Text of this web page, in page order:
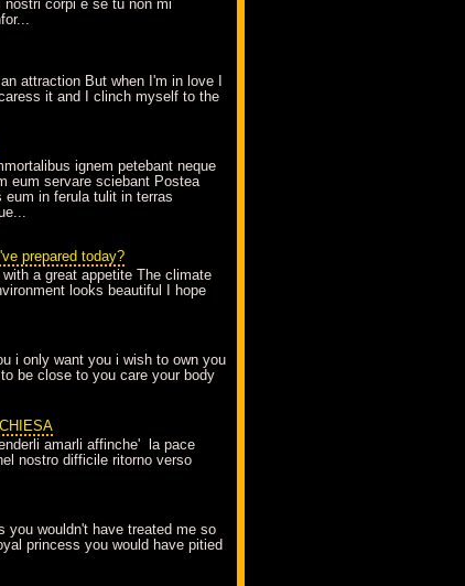
nostri corpi e se tu non mi
attraction But when I'm in love I
it and I clinch myself to the
ignem petebant neque
eum servare sciebant Postea
eum in ferula tulit in terras
prepared today?
a great appetite The climate
looks beautiful I hope
i only want you i wish to own you
be close to you care your body
amarli affinche' la pace
nostro difficile ritorno verso
you wouldn't have treated me so
princess you would have pitied